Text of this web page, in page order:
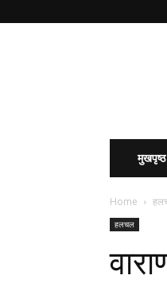
मुखपृष्ठ
Home
हलचल